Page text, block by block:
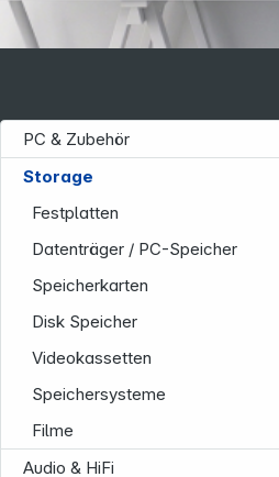
PC & Zubehör
Storage
Festplatten
Datenträger / PC-Speicher
Speicherkarten
Disk Speicher
Videokassetten
Speichersysteme
Filme
Audio & HiFi
Service